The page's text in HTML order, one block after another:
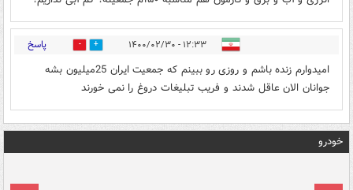
۱۲:۳۳ - ۱۴۰۰/۰۲/۳۰ 11 پاسخ
امیدوارم زنده باشم و روزی رو ببینم که جمعیت ایران 25میلیون بشه
جوانان الان عاقل شدند و فریب تبلیغات دروغ را نمی خورند
خودرو